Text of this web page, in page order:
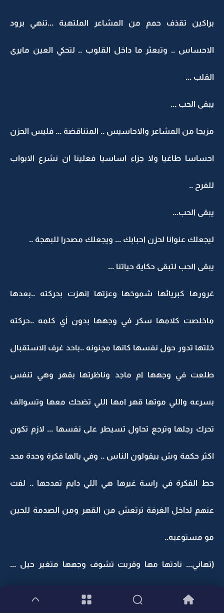
براكين تقذف حمم من المشاعر الملتهبة ...تنهي برود
الاحساس .. وتبعثر ما داخل القلوب .. لتحكي العين مايرى
القلب ...
يبقى الحب ...
مزيجا من المشاعر والاحاسيس .. المتناقضة ... فليس الحزن
احساسا طاغيا ولا جزاء اساسيا فعلينا ان نشرع الابواب
للفرح ..
يبقى الحب...
ليجعلك عنوانا لحزن احبابك ... ويجعلك مصدرا للبهجة ..
يبقى الحب لتبقى حكاية حياتنا ...
غرورها كبريائها شموخها وعزتها انهزت بحركته ..بعدها
ماخلصت كلامها سكر في وجهها بدون أي كلمه ..حركته
خلتها تدور حول نفسها كانها مجنونه ..باحد غرف الاستقبال
طلعت في وجهها ام ماجد وناظرتها بقهر وهي تنفس
بسرعه واللي موتها قهر امها اللي تضحك معها وتسوالف
تحرك رجلها وترجع تحاول تسيطر على نفسها ... لازم تكون
اكثر حكمة وش بيقولون الناس .. وفي بالها فكرة وحدة محد
حط الفكرة في راسة غيرها هي اللي دايم تمدحها .. لفت
عنهم لداخل الغرفة ترتعش من القهر ومن الصدمة للحين
مو مستوعبه..
(تهاني... نادتها مها وقربت تشوف وجهها متغير حيل ...